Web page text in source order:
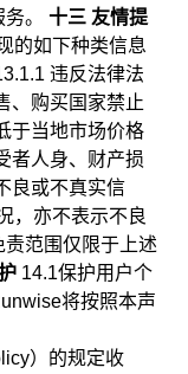
。 十三 友情提
的如下种类信息
违反法律法
、购买国家禁止
于当地市场价格
者人身、财产损
良或不真实信
，亦不表示不良
范围仅限于上述
14.1保护用户个
将按照本声
）的规定收